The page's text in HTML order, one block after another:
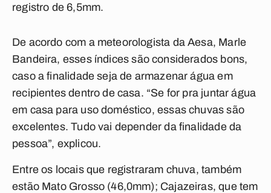
registro de 6,5mm.
De acordo com a meteorologista da Aesa, Marle
Bandeira, esses índices são considerados bons,
caso a finalidade seja de armazenar água em
recipientes dentro de casa. “Se for pra juntar água
em casa para uso doméstico, essas chuvas são
excelentes. Tudo vai depender da finalidade da
pessoa”, explicou.
Entre os locais que registraram chuva, também
estão Mato Grosso (46,0mm); Cajazeiras, que tem